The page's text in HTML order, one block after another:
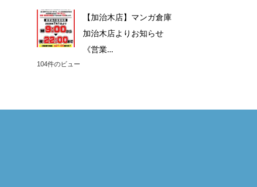
【加治木店】マンガ倉庫
加治木店よりお知らせ
《営業...
104件のビュー